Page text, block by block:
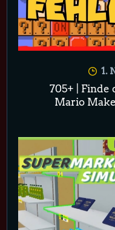
1.
705+ | Finde
Mario